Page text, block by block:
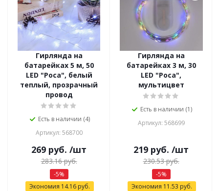
Гирлянда на
батарейках 5 м, 50
LED "Роса", белый
теплый, прозрачный
провод
Есть в наличии (4)
Артикул: 568700
269 руб. /шт
283.16руб.
-5%
Экономия 14.16 руб.
Гирлянда на
батарейках 3 м, 30
LED "Роса",
мультицвет
Есть в наличии (1)
Артикул: 568699
219 руб. /шт
230.53руб.
-5%
Экономия 11.53 руб.